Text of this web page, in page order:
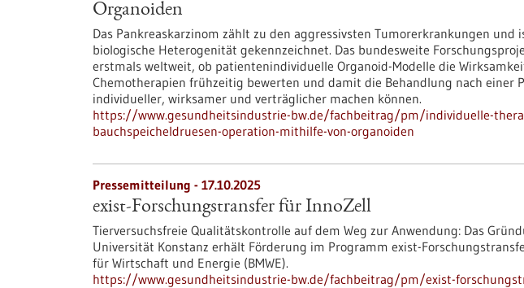
Organoiden
Das Pankreaskarzinom zählt zu den aggressivsten Tumorerkrankungen und
biologische Heterogenität gekennzeichnet. Das bundesweite
erstmals weltweit, ob patientenindividuelle Organoid-​Modelle die
Chemotherapien frühzeitig bewerten und damit die Behandlung nach einer
individueller, wirksamer und verträglicher machen können.
https://www.gesundheitsindustrie-bw.de/fachbeitrag/pm/individuelle-
bauchspeicheldruesen-operation-mithilfe-von-organoiden
Pressemitteilung - 17.10.2025
exist-Forschungstransfer für InnoZell
Tierversuchsfreie Qualitätskontrolle auf dem Weg zur Anwendung: Das
Universität Konstanz erhält Förderung im Programm exist-
für Wirtschaft und Energie (BMWE).
https://www.gesundheitsindustrie-bw.de/fachbeitrag/pm/exist-